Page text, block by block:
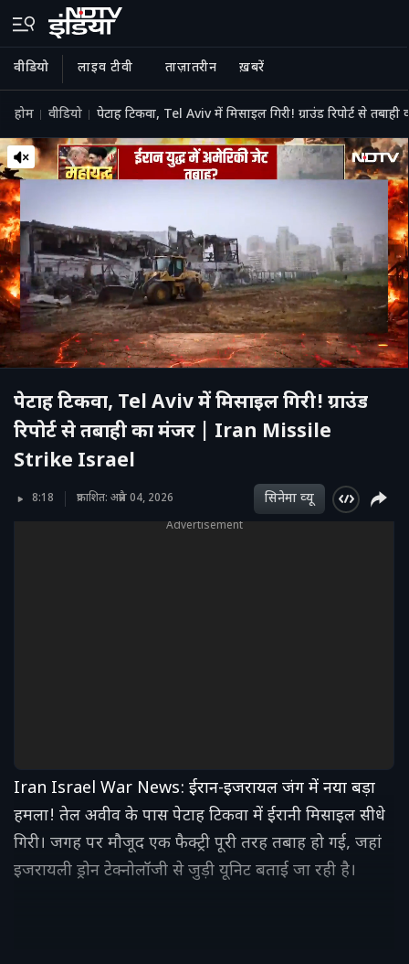
वीडियो लाइव टीवी ताज़ातरीन ख़बरें
होम वीडियो पेटाह टिकवा, Tel Aviv में मिसाइल गिरी! ग्राउंड रिपोर्ट से
पेटाह टिकवा, Tel Aviv में मिसाइल गिरी! ग्राउंड
रिपोर्ट से तबाही का मंजर | Iran Missile
Strike Israel
8:18 प्रकाशित: अप्रैल 04, 2026 सिनेमा व्‍यू
Advertisement
Iran Israel War News: ईरान-इजरायल जंग में नया बड़ा
हमला! तेल अवीव के पास पेटाह टिकवा में ईरानी मिसाइल सीधे
गिरी। जगह पर मौजूद एक फैक्ट्री पूरी तरह तबाह हो गई, जहां
इजरायली ड्रोन टेक्नोलॉजी से जुड़ी यूनिट बताई जा रही है।